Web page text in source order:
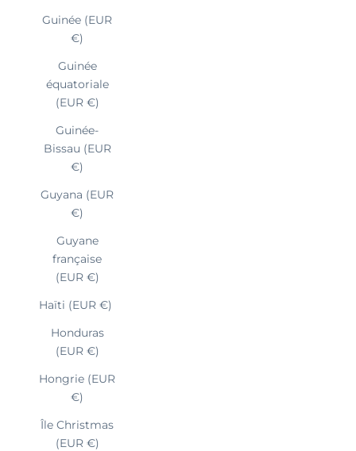
Guinée (EUR
€)
Guinée
équatoriale
(EUR €)
Guinée-
Bissau (EUR
€)
Guyana (EUR
€)
Guyane
française
(EUR €)
Haïti (EUR €)
Honduras
(EUR €)
Hongrie (EUR
€)
Île Christmas
(EUR €)